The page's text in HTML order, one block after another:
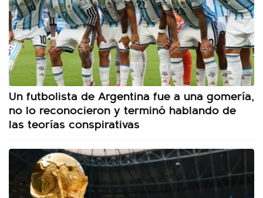
Un futbolista de Argentina fue a una gomería,
no lo reconocieron y terminó hablando de
las teorías conspirativas